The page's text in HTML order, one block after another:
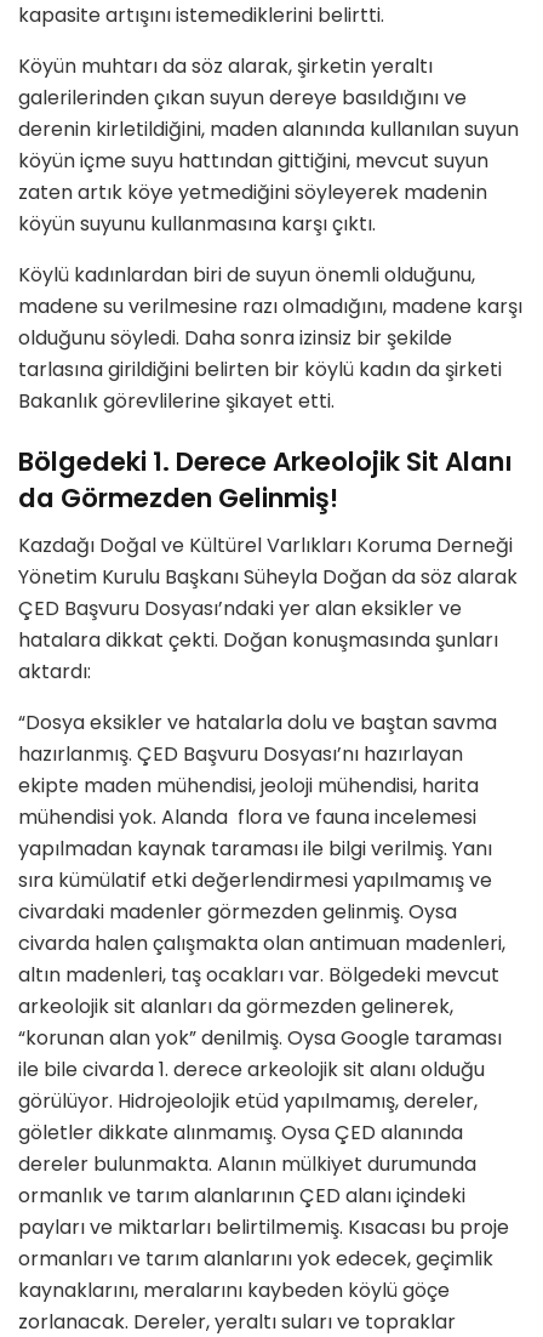
kapasite artışını istemediklerini belirtti.
Köyün muhtarı da söz alarak, şirketin yeraltı
galerilerinden çıkan suyun dereye basıldığını ve
derenin kirletildiğini, maden alanında kullanılan suyun
köyün içme suyu hattından gittiğini, mevcut suyun
zaten artık köye yetmediğini söyleyerek madenin
köyün suyunu kullanmasına karşı çıktı.
Köylü kadınlardan biri de suyun önemli olduğunu,
madene su verilmesine razı olmadığını, madene karşı
olduğunu söyledi. Daha sonra izinsiz bir şekilde
tarlasına girildiğini belirten bir köylü kadın da şirketi
Bakanlık görevlilerine şikayet etti.
Bölgedeki 1. Derece Arkeolojik Sit Alanı
da Görmezden Gelinmiş!
Kazdağı Doğal ve Kültürel Varlıkları Koruma Derneği
Yönetim Kurulu Başkanı Süheyla Doğan da söz alarak
ÇED Başvuru Dosyası’ndaki yer alan eksikler ve
hatalara dikkat çekti. Doğan konuşmasında şunları
aktardı:
“Dosya eksikler ve hatalarla dolu ve baştan savma
hazırlanmış. ÇED Başvuru Dosyası’nı hazırlayan
ekipte maden mühendisi, jeoloji mühendisi, harita
mühendisi yok. Alanda flora ve fauna incelemesi
yapılmadan kaynak taraması ile bilgi verilmiş. Yanı
sıra kümülatif etki değerlendirmesi yapılmamış ve
civardaki madenler görmezden gelinmiş. Oysa
civarda halen çalışmakta olan antimuan madenleri,
altın madenleri, taş ocakları var. Bölgedeki mevcut
arkeolojik sit alanları da görmezden gelinerek,
“korunan alan yok” denilmiş. Oysa Google taraması
ile bile civarda 1. derece arkeolojik sit alanı olduğu
görülüyor. Hidrojeolojik etüd yapılmamış, dereler,
göletler dikkate alınmamış. Oysa ÇED alanında
dereler bulunmakta. Alanın mülkiyet durumunda
ormanlık ve tarım alanlarının ÇED alanı içindeki
payları ve miktarları belirtilmemiş. Kısacası bu proje
ormanları ve tarım alanlarını yok edecek, geçimlik
kaynaklarını, meralarını kaybeden köylü göçe
zorlanacak. Dereler, yeraltı suları ve topraklar